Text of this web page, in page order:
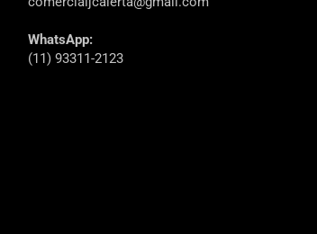
WhatsApp:
(11) 93311-2123